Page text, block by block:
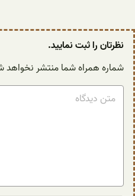
نظرتان را ثبت نمایید.
شماره همراه شما منتشر نخواهد